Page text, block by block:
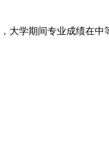
大学期间专业成绩在